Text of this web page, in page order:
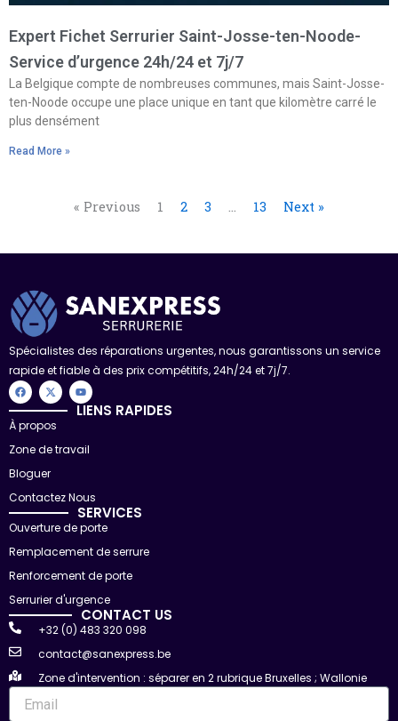
Expert Fichet Serrurier Saint-Josse-ten-Noode-
Service d’urgence 24h/24 et 7j/7
La Belgique compte de nombreuses communes, mais Saint-Josse-
ten-Noode occupe une place unique en tant que kilomètre carré le
plus densément
Read More »
« Previous 1 2 3 … 13 Next »
Spécialistes des réparations urgentes, nous garantissons un service
rapide et fiable à des prix compétitifs, 24h/24 et 7j/7.
F
a
c
b
o
X
-
t
i
t
r
Y
o
u
t
e
LIENS RAPIDES
À propos
Zone de travail
Bloguer
Contactez Nous
SERVICES
Ouverture de porte
Remplacement de serrure
Renforcement de porte
Serrurier d'urgence
CONTACT US
+32 (0) 483 320 098
contact@sanexpress.be
Zone d'intervention : séparer en 2 rubrique Bruxelles ; Wallonie